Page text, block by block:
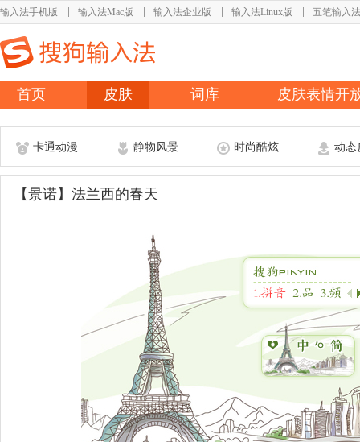
输入法手机版 输入法Mac版 输入法企业版 输入法Linux版 五笔输入法
首页 皮肤 词库 皮肤表情开
卡通动漫 静物风景 时尚酷炫 动态
【景诺】法兰西的春天